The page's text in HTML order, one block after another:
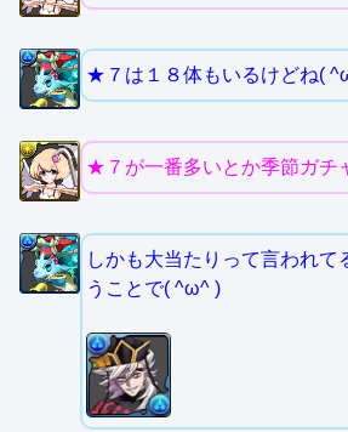
★７は１８体もいるけどね(
★７が一番多いとか季節ガチ
しかも大当たりって言われ
うことで( ^ω^ )